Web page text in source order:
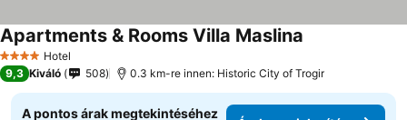
4 KategóriaHotel
Apartments & Rooms Villa Maslina
9,3 Kiváló 508 0.3 km-re innen: Historic City of Trogir
A pontos árak megtekintéséhez